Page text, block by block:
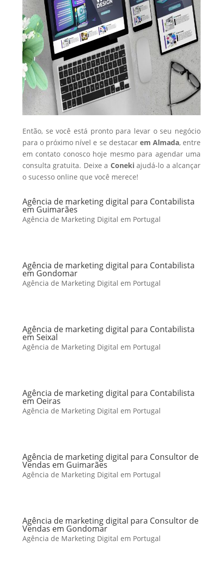
Então, se você está pronto para levar o seu negócio
para o próximo nível e se destacar em Almada, entre
em contato conosco hoje mesmo para agendar uma
consulta gratuita. Deixe a Conekiajudá-lo a alcançar
o sucesso online que você merece!
Agência de marketing digital para Contabilista
em Guimarães
Agência de Marketing Digital em Portugal
Agência de marketing digital para Contabilista
em Gondomar
Agência de Marketing Digital em Portugal
Agência de marketing digital para Contabilista
em Seixal
Agência de Marketing Digital em Portugal
Agência de marketing digital para Contabilista
em Oeiras
Agência de Marketing Digital em Portugal
Agência de marketing digital para Consultor de
Vendas em Guimarães
Agência de Marketing Digital em Portugal
Agência de marketing digital para Consultor de
Vendas em Gondomar
Agência de Marketing Digital em Portugal